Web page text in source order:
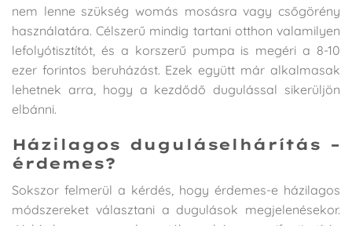
nem lenne szükség womás mosásra vagy csőgörény
használatára. Célszerű mindig tartani otthon valamilyen
lefolyótisztítót, és a korszerű pumpa is megéri a 8-10
ezer forintos beruházást. Ezek együtt már alkalmasak
lehetnek arra, hogy a kezdődő dugulással sikerüljön
elbánni.
Házilagos duguláselhárítás –
érdemes?
Sokszor felmerül a kérdés, hogy érdemes-e házilagos
módszereket választani a dugulások megjelenésekor.